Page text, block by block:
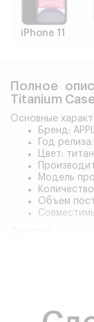
iPhone 11
Полное
Titanium
Основные
Бренд:
Год
Цвет: титан
Модель
Объем
Способ